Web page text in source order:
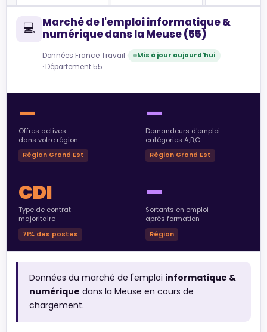
💻 Marché de l'emploi informatique &
numérique dans la Meuse (55)
Données France Travail · Mis à jour aujourd'hui
· Département 55
—
Offres actives
dans votre région
Région Grand Est
—
Demandeurs d'emploi
catégories A,B,C
Région Grand Est
CDI
Type de contrat
majoritaire
71% des postes
—
Sortants en emploi
après formation
Région
Données du marché de l'emploi informatique &
numérique dans la Meuse en cours de
chargement.